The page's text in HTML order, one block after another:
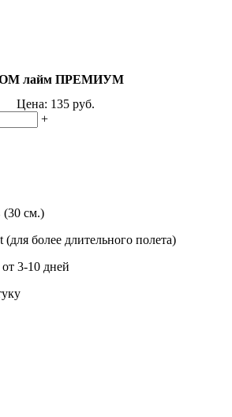
лайм ПРЕМИУМ
Цена: 135 руб.
+
см.)
более длительного полета)
3-10 дней